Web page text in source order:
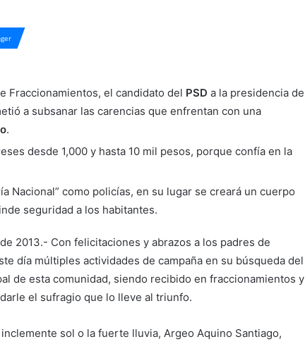
Fraccionamientos, el candidato del PSD a la presidencia de
a subsanar las carencias que enfrentan con una
.
desde 1,000 y hasta 10 mil pesos, porque confía en la
Nacional” como policías, en su lugar se creará un cuerpo
seguridad a los habitantes.
2013.- Con felicitaciones y abrazos a los padres de
día múltiples actividades de campaña en su búsqueda del
de esta comunidad, siendo recibido en fraccionamientos y
el sufragio que lo lleve al triunfo.
sol o la fuerte lluvia, Argeo Aquino Santiago,